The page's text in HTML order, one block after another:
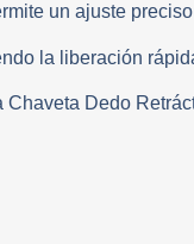
un ajuste
la liberación
Dedo